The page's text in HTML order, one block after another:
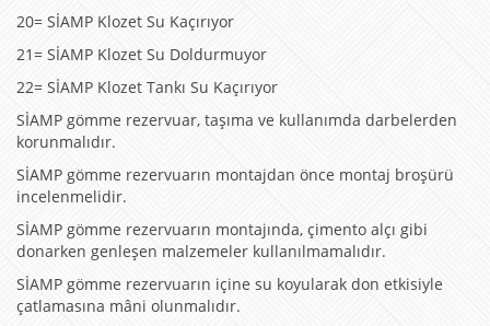
20= SİAMP Klozet Su Kaçırıyor
21= SİAMP Klozet Su Doldurmuyor
22= SİAMP Klozet Tankı Su Kaçırıyor
SİAMP gömme rezervuar, taşıma ve kullanımda darbelerden
korunmalıdır.
SİAMP gömme rezervuarın montajdan önce montaj broşürü
incelenmelidir.
SİAMP gömme rezervuarın montajında, çimento alçı gibi
donarken genleşen malzemeler kullanılmamalıdır.
SİAMP gömme rezervuarın içine su koyularak don etkisiyle
çatlamasına mâni olunmalıdır.